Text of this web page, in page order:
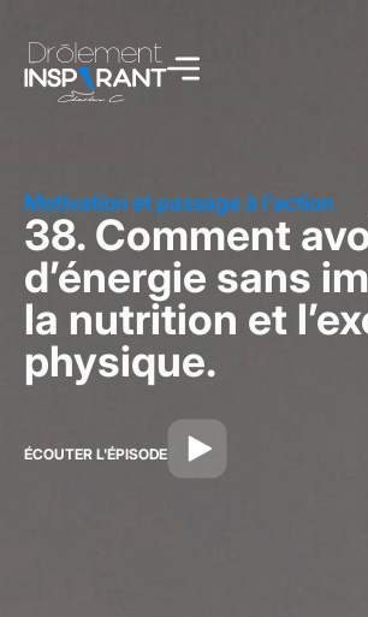
Motivation et passage à l'action
38. Comment
d’énergie sans
la nutrition et
physique.
ÉCOUTER L'ÉPISODE